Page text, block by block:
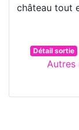
château tout
Détail sortie
Autres